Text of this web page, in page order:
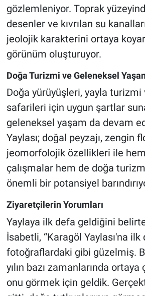
gözlemleniyor. Toprak
desenler ve kıvrılan su
jeolojik karakterini ortaya
görünüm oluşturuyor.
Doğa Turizmi ve Geleneksel
Doğa yürüyüşleri, yayla
safarileri için uygun şartlar
geleneksel yaşam da devam
Yaylası; doğal peyzajı, zengin
jeomorfolojik özellikleri ile
çalışmalar hem de doğa
önemli bir potansiyel
Ziyaretçilerin Yorumları
Yaylaya ilk defa geldiğini
İsabetli, “Karagöl Yaylası'na
fotoğraflardaki gibi güzelmiş.
yılın bazı zamanlarında ortaya
onu görmek için geldik.